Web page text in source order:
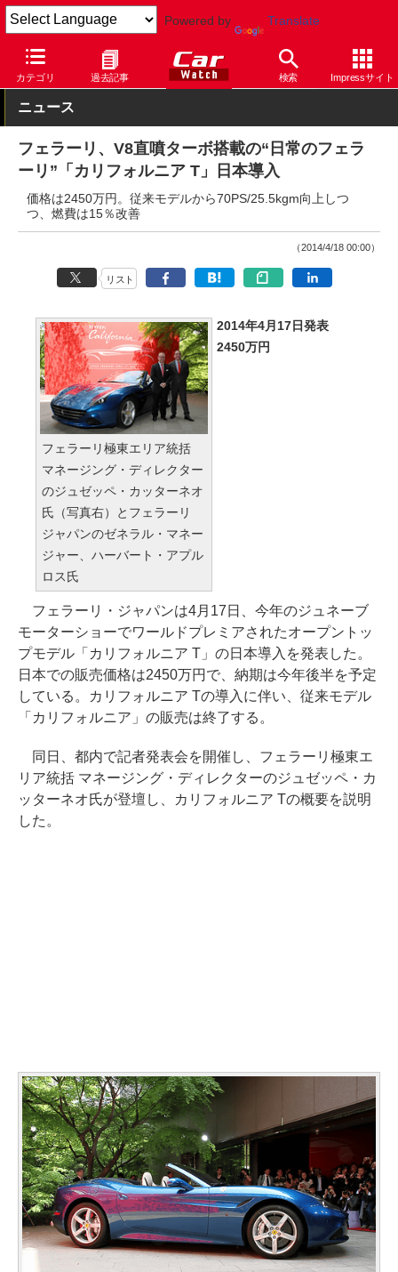
Powered by Translate
カテゴリ 過去記事 検索 Impressサイト
Car Watch 自動車 フェラーリ カリフォルニア
ニュース
フェラーリ、V8直噴ターボ搭載の“日常のフェラ
ーリ”「カリフォルニア T」日本導入
価格は2450万円。従来モデルから70PS/25.5kgm向上しつ
つ、燃費は15％改善
（2014/4/18 00:00）
リスト
フェラーリ極東エリア統括
マネージング・ディレクター
のジュゼッペ・カッターネオ
氏（写真右）とフェラーリ
ジャパンのゼネラル・マネー
ジャー、ハーバート・アプル
ロス氏
2014年4月17日発表
2450万円
フェラーリ・ジャパンは4月17日、今年のジュネーブ
モーターショーでワールドプレミアされたオープントッ
プモデル「カリフォルニア T」の日本導入を発表した。
日本での販売価格は2450万円で、納期は今年後半を予定
している。カリフォルニア Tの導入に伴い、従来モデル
「カリフォルニア」の販売は終了する。
同日、都内で記者発表会を開催し、フェラーリ極東エ
リア統括 マネージング・ディレクターのジュゼッペ・カ
ッターネオ氏が登壇し、カリフォルニア Tの概要を説明
した。